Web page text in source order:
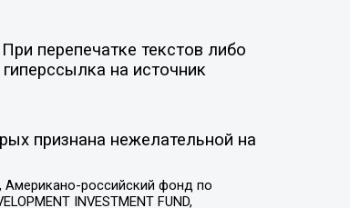
перепечатке текстов либо
на источник
признана нежелательной на
российский фонд по
INVESTMENT FUND,